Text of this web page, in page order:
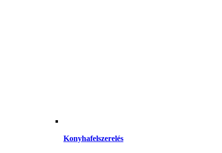
Konyhafelszerelés